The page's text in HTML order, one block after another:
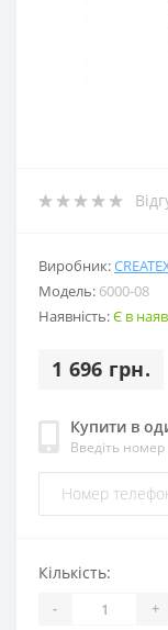
Виробник:
Модель: 6000-08
Наявність:Є в
1 696 грн.
Купити в
Введіть
Кількість:
- +